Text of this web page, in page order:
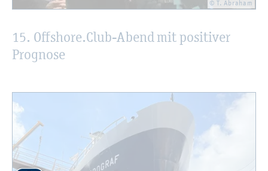
© T. Abra­ham
15. Off­shore.Club-Abend mit po­si­ti­ver
Pro­gno­se